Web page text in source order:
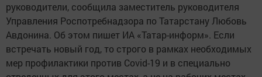
руководители, сообщила заместитель руководителя
Управления Роспотребнадзора по Татарстану Любовь
Авдонина. Об этом пишет ИА «Татар-информ». Если
встречать новый год, то строго в рамках необходимых
мер профилактики против Covid-19 и в специально